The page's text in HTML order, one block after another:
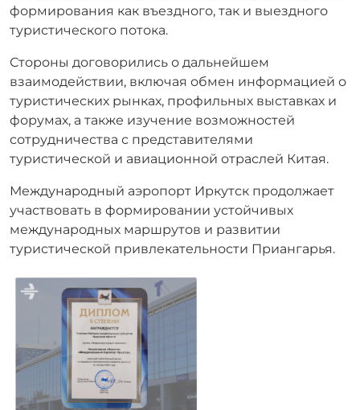
формирования как въездного, так и выездного
туристического потока.
Стороны договорились о дальнейшем
взаимодействии, включая обмен информацией о
туристических рынках, профильных выставках и
форумах, а также изучение возможностей
сотрудничества с представителями
туристической и авиационной отраслей Китая.
Международный аэропорт Иркутск продолжает
участвовать в формировании устойчивых
международных маршрутов и развитии
туристической привлекательности Приангарья.